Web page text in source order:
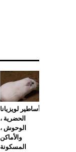
أساطير لويزيانا
الحضرية ،
الوحوش ،
والأماكن
المسكونة